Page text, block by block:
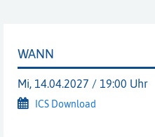
WANN
Mi, 14.04.2027 / 19:00 Uhr
ICS Download